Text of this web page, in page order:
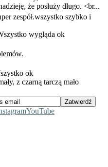
że posłuży długo. <br...
zespół.wszystko szybko i
wygląda ok
ok
z czarną tarczą mało
YouTube